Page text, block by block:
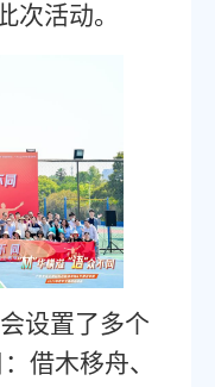
次活动。
设置了多个
借木移舟、